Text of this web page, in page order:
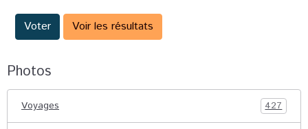
Voter Voir les résultats
Photos
Voyages 427